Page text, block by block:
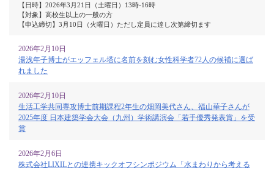
【日時】2026年3月21日（土曜日）13時-16時
【対象】高校生以上の一般の方
【申込締切】3月10日（火曜日）ただし定員に達し次第締切ます
2026年2月10日
湯浅年子博士がエッフェル塔に名前を刻む女性科学者72人の候補に選ば
れました
2026年2月10日
生活工学共同専攻博士前期課程2年生の畑岡美代さん、福山華子さんが
2025年度 日本建築学会大会（九州）学術講演会「若手優秀発表賞」を受
賞
2026年2月6日
株式会社LIXILとの連携キックオフシンポジウム「水まわりから考える